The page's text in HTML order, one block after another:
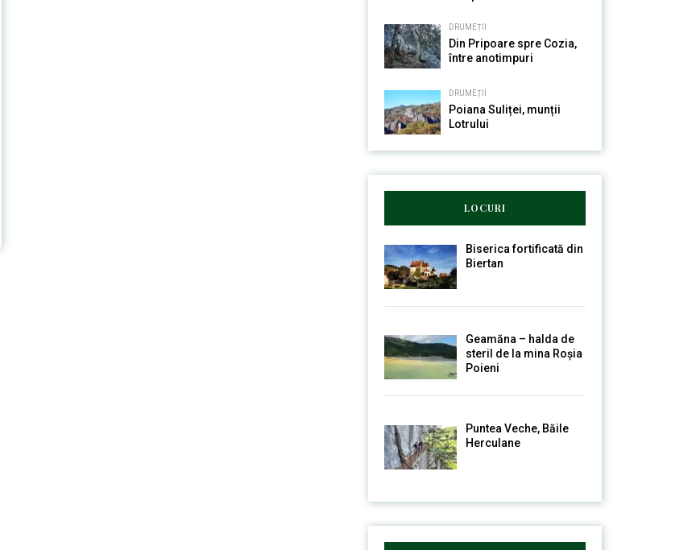
DRUMEȚII
Din Pripoare spre Cozia,
între anotimpuri
DRUMEȚII
Poiana Suliței, munții
Lotrului
LOCURI
Biserica fortificată din
Biertan
Geamăna – halda de
steril de la mina Roșia
Poieni
Puntea Veche, Băile
Herculane